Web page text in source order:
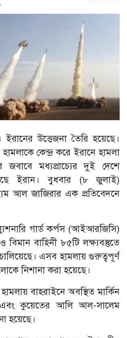
ইরানের উত্তেজনা তৈরি হয়েছে।
কেন্দ্র করে ইরানে হামলা
জবাবে মধ্যপ্রাচ্যের দুই দেশে
ইরান। বুধবার (৮ জুলাই)
আল জাজিরার এক প্রতিবেদনে
গার্ড কর্পস (আইআরজিসি)
বাহিনী ৮৫টি লক্ষ্যবস্তুতে
চালিয়েছে। এসব হামলায় গুরুত্বপূর্ণ
নিশানা করা হয়েছে।
বাহরাইনে অবস্থিত মার্কিন
এবং কুয়েতের আলি আল-সালেম
হয়েছে।